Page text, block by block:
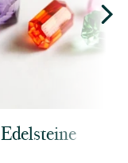
Edelsteine